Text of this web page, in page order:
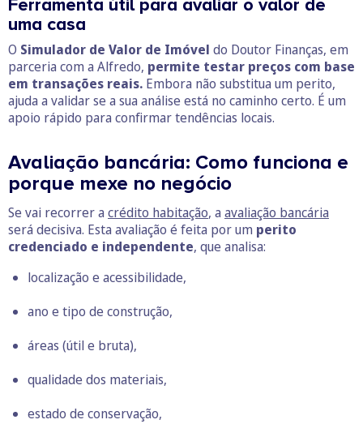
Ferramenta útil para avaliar o valor de
uma casa
O Simulador de Valor de Imóvel do Doutor Finanças, em
parceria com a Alfredo, permite testar preços com base
em transações reais. Embora não substitua um perito,
ajuda a validar se a sua análise está no caminho certo. É um
apoio rápido para confirmar tendências locais.
Avaliação bancária: Como funciona e
porque mexe no negócio
Se vai recorrer a crédito habitação, a avaliação bancária
será decisiva. Esta avaliação é feita por um perito
credenciado e independente, que analisa:
localização e acessibilidade,
ano e tipo de construção,
áreas (útil e bruta),
qualidade dos materiais,
estado de conservação,